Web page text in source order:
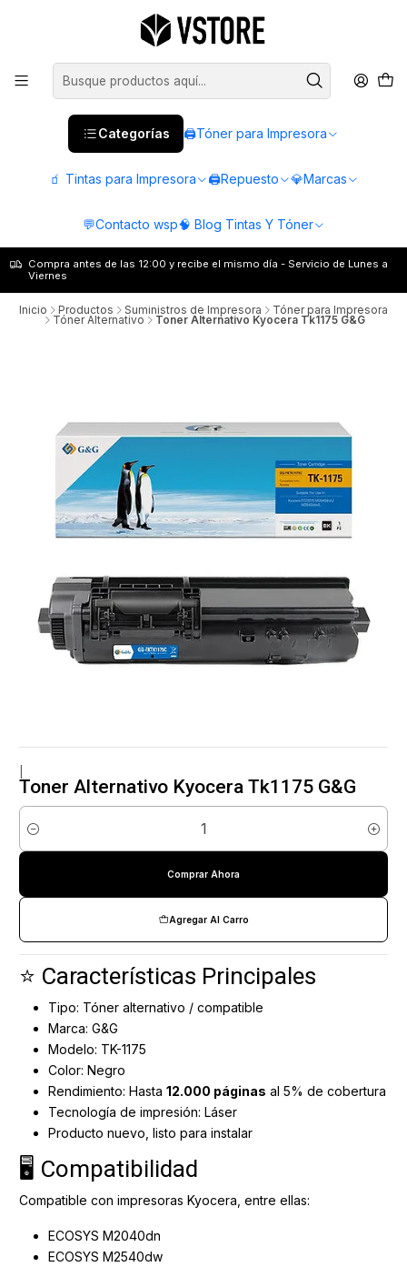
Categorías 🖨️Tóner para Impresora
🧃 Tintas para Impresora 🖨️Repuesto 💎Marcas
💬Contacto wsp🧠 Blog Tintas Y Tóner
Compra antes de las 12:00 y recibe el mismo día - Servicio de Lunes a
Viernes
Inicio Productos Suministros de Impresora Tóner para Impresora
Tóner Alternativo Toner Alternativo Kyocera Tk1175 G&G
Toner Alternativo Kyocera Tk1175 G&G
Cantidad
Agregar Al Carro
Comprar Ahora
⭐ Características Principales
Tipo: Tóner alternativo / compatible
Marca: G&G
Modelo: TK-1175
Color: Negro
Rendimiento: Hasta 12.000 páginas al 5% de cobertura
Tecnología de impresión: Láser
Producto nuevo, listo para instalar
🖥️ Compatibilidad
Compatible con impresoras Kyocera, entre ellas:
ECOSYS M2040dn
ECOSYS M2540dw